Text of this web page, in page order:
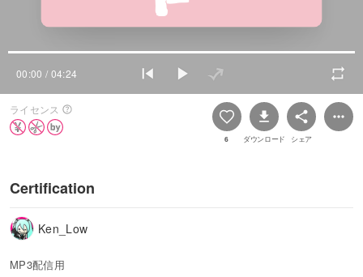
00:00 / 04:24
ライセンス
6 ダウンロード シェア
Certification
Ken_Low
MP3配信用